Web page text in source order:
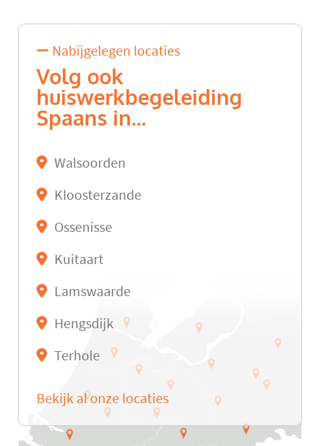
Nabijgelegen locaties
Volg ook
huiswerkbegeleiding
Spaans in...
Walsoorden
Kloosterzande
Ossenisse
Kuitaart
Lamswaarde
Hengsdijk
Terhole
Bekijk al onze locaties